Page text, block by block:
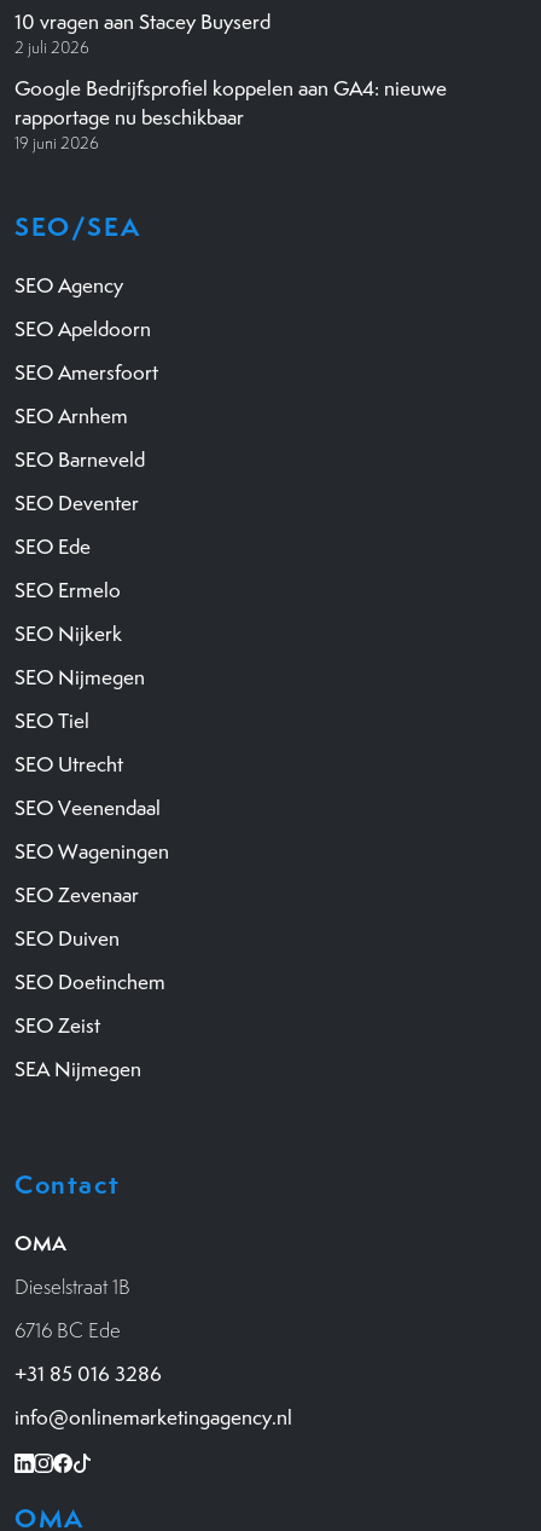
10 vragen aan Stacey Buyserd
2 juli 2026
Google Bedrijfsprofiel koppelen aan GA4: nieuwe
rapportage nu beschikbaar
19 juni 2026
SEO/SEA
SEO Agency
SEO Apeldoorn
SEO Amersfoort
SEO Arnhem
SEO Barneveld
SEO Deventer
SEO Ede
SEO Ermelo
SEO Nijkerk
SEO Nijmegen
SEO Tiel
SEO Utrecht
SEO Veenendaal
SEO Wageningen
SEO Zevenaar
SEO Duiven
SEO Doetinchem
SEO Zeist
SEA Nijmegen
Contact
OMA
Dieselstraat 1B
6716 BC Ede
+31 85 016 3286
info@onlinemarketingagency.nl
OMA